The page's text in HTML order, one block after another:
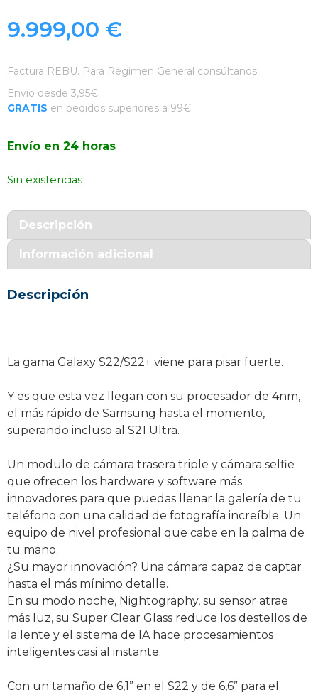
9.999,00 €
Factura REBU. Para Régimen General consúltanos.
Envío desde 3,95€
GRATIS en pedidos superiores a 99€
Envío en 24 horas
Sin existencias
Descripción
Información adicional
Descripción
La gama Galaxy S22/S22+ viene para pisar fuerte.
Y es que esta vez llegan con su procesador de 4nm,
el más rápido de Samsung hasta el momento,
superando incluso al S21 Ultra.
Un modulo de cámara trasera triple y cámara selfie
que ofrecen los hardware y software más
innovadores para que puedas llenar la galería de tu
teléfono con una calidad de fotografía increíble. Un
equipo de nivel profesional que cabe en la palma de
tu mano.
¿Su mayor innovación? Una cámara capaz de captar
hasta el más mínimo detalle.
En su modo noche, Nightography, su sensor atrae
más luz, su Super Clear Glass reduce los destellos de
la lente y el sistema de IA hace procesamientos
inteligentes casi al instante.
Con un tamaño de 6,1” en el S22 y de 6,6” para el